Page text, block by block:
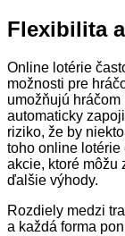
Flexibilita
Online lotérie
možnosti pre
umožňujú
automaticky
riziko, že by
toho online lotérie
akcie, ktoré môžu
ďalšie výhody.
Rozdiely medzi
a každá forma